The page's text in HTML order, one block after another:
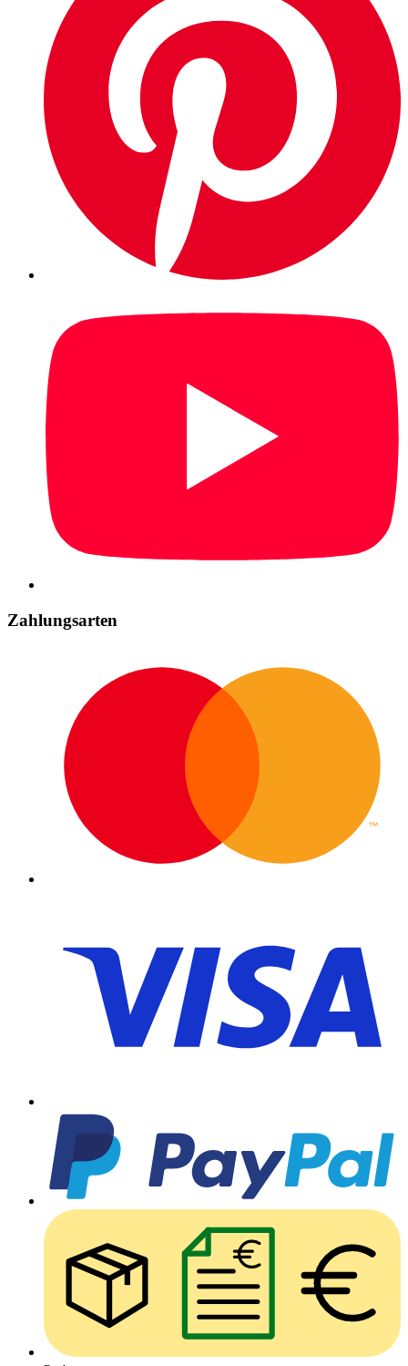
Zahlungsarten